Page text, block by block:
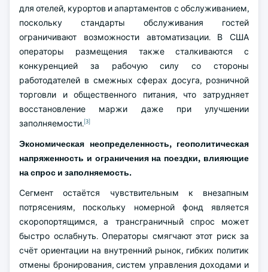
для отелей, курортов и апартаментов с обслуживанием,
поскольку стандарты обслуживания гостей
ограничивают возможности автоматизации. В США
операторы размещения также сталкиваются с
конкуренцией за рабочую силу со стороны
работодателей в смежных сферах досуга, розничной
торговли и общественного питания, что затрудняет
восстановление маржи даже при улучшении
заполняемости.[3]
Экономическая неопределенность, геополитическая
напряженность и ограничения на поездки, влияющие
на спрос и заполняемость.
Сегмент остаётся чувствительным к внезапным
потрясениям, поскольку номерной фонд является
скоропортящимся, а трансграничный спрос может
быстро ослабнуть. Операторы смягчают этот риск за
счёт ориентации на внутренний рынок, гибких политик
отмены бронирования, систем управления доходами и